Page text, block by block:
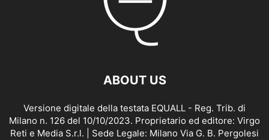
ABOUT US
Versione digitale della testata EQUALL - Reg. Trib. di
Milano n. 126 del 10/10/2023. Proprietario ed editore: Virgo
Reti e Media S.r.l. | Sede Legale: Milano Via G. B. Pergolesi